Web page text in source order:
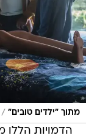
מתוך "ילדים טובים" /
הדמויות הללו